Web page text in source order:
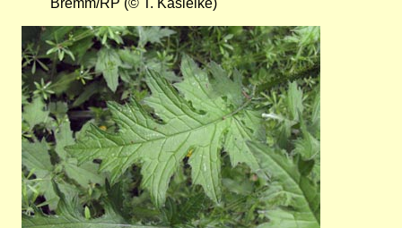
Bild